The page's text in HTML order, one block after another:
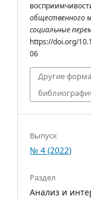
общественного
социальные
https://doi.org/
06
Другие
Выпуск
№ 4 (2022)
Раздел
Анализ и